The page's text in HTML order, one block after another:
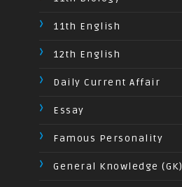
11th English
12th English
Daily Current Affair
Essay
Famous Personality
General Knowledge (GK)